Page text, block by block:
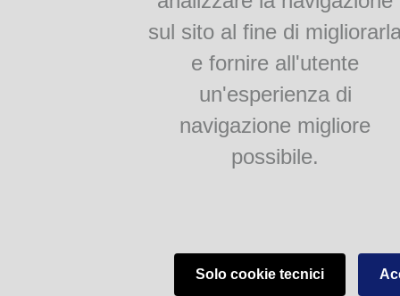
Dialetto Biblioteche del Comune di Parma - V.lo Santa Maria 5, 43125 Parma
sul sito al fine di
e fornire all'utente
un'esperienza di
navigazione migliore
possibile.
Solo cookie tecnici